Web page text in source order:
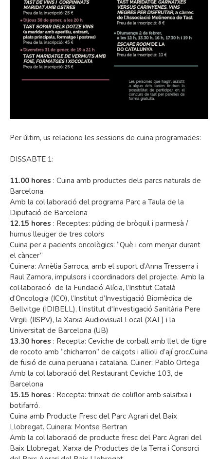
Per últim, us relaciono les sessions de cuina programades:
DISSABTE 1:
11.00 hores : Cuina amb productes dels parcs naturals de
Barcelona.
Amb la col·laboració del programa Parc a Taula de la
Diputació de Barcelona
12.15 hores : Receptes: púding de bròquil i parmesà /
humus lleuger de tres colors
Cuina per a pacients oncològics: “Què i com menjar durant
el càncer”
Cuinera: Amèlia Sarroca, amb el suport d’Anna Tresserra i
Raul Zamora, impulsors i coordinadors del projecte. Amb la
col·laboració de la Fundació Alícia, l’Institut Català
d’Oncologia (ICO), l’Institut d’Investigació Biomèdica de
Bellvitge (IDIBELL), l’Institut d'Investigació Sanitària Pere
Virgili (IISPV), la Xarxa Audiovisual Local (XAL) i la
Universitat de Barcelona (UB)
13.30 hores : Recepta: Ceviche de corball amb llet de tigre
de rocoto amb “chicharron” de calçots i allioli d’ají groc.Cuina
de fusió de cuina peruana i catalana. Cuiner: Pablo Ortega
Amb la col·laboració del Restaurant Ceviche 103, de
Barcelona
15.15 hores : Recepta: trinxat de coliflor amb salsitxa i
botifarró.
Cuina amb Producte Fresc del Parc Agrari del Baix
Llobregat. Cuinera: Montse Bertran
Amb la col·laboració de producte fresc del Parc Agrari del
Baix Llobregat, Xarxa de Productes de la Terra i Consorci